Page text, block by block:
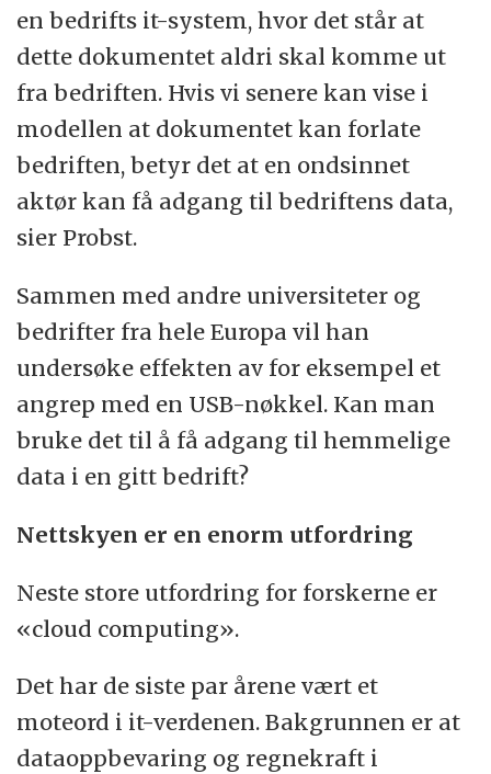
en bedrifts it-system, hvor det står at
dette dokumentet aldri skal komme ut
fra bedriften. Hvis vi senere kan vise i
modellen at dokumentet kan forlate
bedriften, betyr det at en ondsinnet
aktør kan få adgang til bedriftens data,
sier Probst.
Sammen med andre universiteter og
bedrifter fra hele Europa vil han
undersøke effekten av for eksempel et
angrep med en USB-nøkkel. Kan man
bruke det til å få adgang til hemmelige
data i en gitt bedrift?
Nettskyen er en enorm utfordring
Neste store utfordring for forskerne er
«cloud computing».
Det har de siste par årene vært et
moteord i it-verdenen. Bakgrunnen er at
dataoppbevaring og regnekraft i